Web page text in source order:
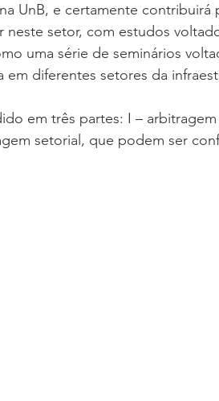
UnB, e certamente contribuirá
neste setor, com estudos
uma série de seminários
em diferentes setores da
em três partes: I –
setorial, que podem ser